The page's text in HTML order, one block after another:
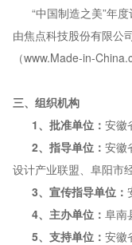
“中国制造之美”年度
由焦点科技股份有限公
（www.Made-in-
三、 组织机构
1、批准单位：安徽
2、指导单位：安徽
设计产业联盟、阜阳市
3、宣传指导单位：
4、 主办单位：阜南
5、支持单位：安徽